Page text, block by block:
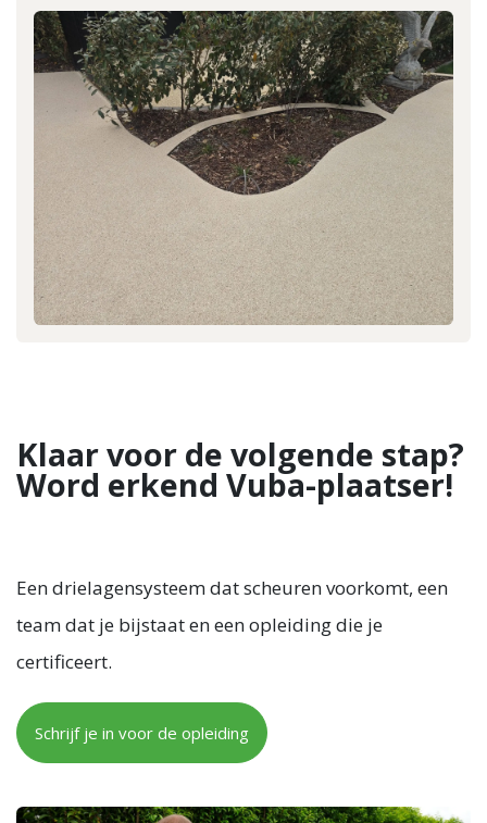
Klaar voor de volgende stap?
Word erkend Vuba-plaatser!
Een drielagensysteem dat scheuren voorkomt, een
team dat je bijstaat en een opleiding die je
certificeert.
Schrijf je in voor de opleiding